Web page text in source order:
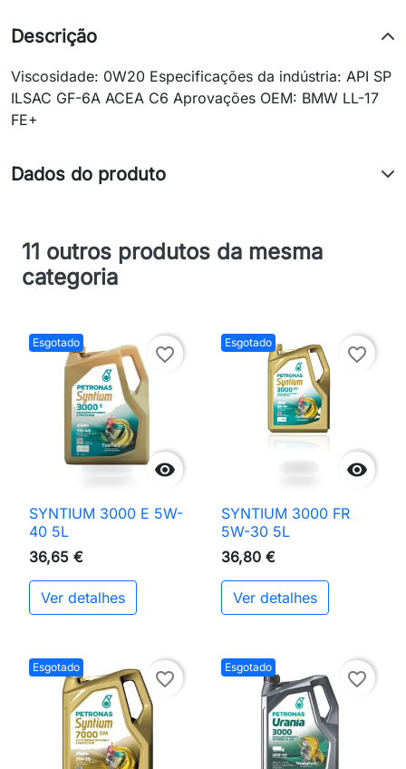
Descrição
Viscosidade: 0W20 Especificações da indústria: API SP
ILSAC GF-6A ACEA C6 Aprovações OEM: BMW LL-17
FE+
Dados do produto
11 outros produtos da mesma
categoria
Esgotado

favorite_border
SYNTIUM 3000 E 5W-
40 5L
36,65 €
Ver detalhes
Esgotado

favorite_border
SYNTIUM 3000 FR
5W-30 5L
36,80 €
Ver detalhes
Esgotado
favorite_border
Esgotado
favorite_border